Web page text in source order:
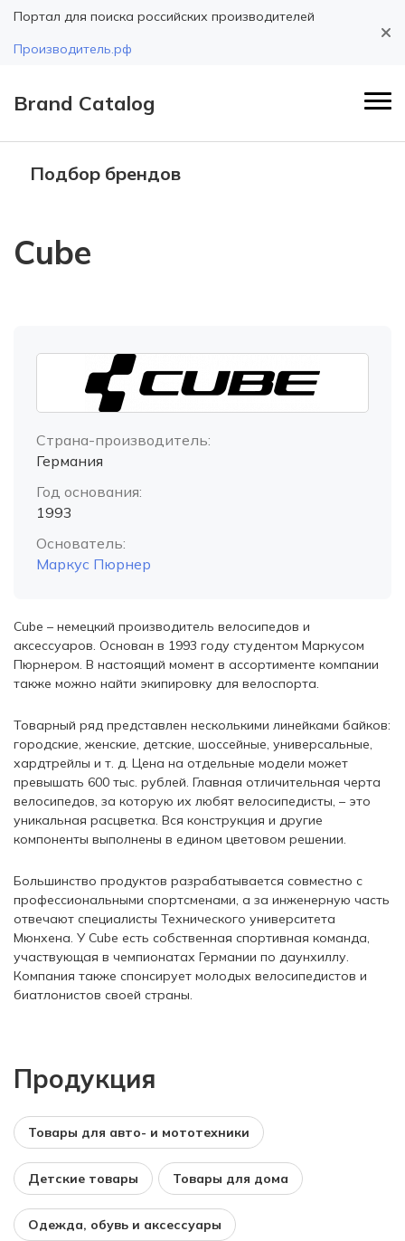
Портал для поиска российских производителей
Производитель.рф
Brand Catalog
Подбор брендов
Cube
Cube – немецкий производитель велосипедов и
аксессуаров. Основан в 1993 году студентом Маркусом
Пюрнером. В настоящий момент в ассортименте компании
также можно найти экипировку для велоспорта.
Товарный ряд представлен несколькими линейками байков:
городские, женские, детские, шоссейные, универсальные,
хардтрейлы и т. д. Цена на отдельные модели может
превышать 600 тыс. рублей. Главная отличительная черта
велосипедов, за которую их любят велосипедисты, – это
уникальная расцветка. Вся конструкция и другие
компоненты выполнены в едином цветовом решении.
Большинство продуктов разрабатывается совместно с
профессиональными спортсменами, а за инженерную часть
отвечают специалисты Технического университета
Мюнхена. У Cube есть собственная спортивная команда,
участвующая в чемпионатах Германии по даунхиллу.
Компания также спонсирует молодых велосипедистов и
биатлонистов своей страны.
Продукция
Товары для авто- и мототехники
Детские товары Товары для дома
Одежда, обувь и аксессуары
Страна-производитель:
Германия
Год основания:
1993
Основатель:
Маркус Пюрнер